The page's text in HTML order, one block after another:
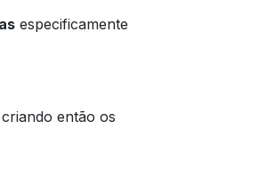
especificamente
então os